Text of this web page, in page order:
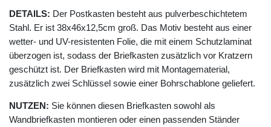
DETAILS: Der Postkasten besteht aus pulverbeschichtetem
Stahl. Er ist 38x46x12,5cm groß. Das Motiv besteht aus einer
wetter- und UV-resistenten Folie, die mit einem Schutzlaminat
überzogen ist, sodass der Briefkasten zusätzlich vor Kratzern
geschützt ist. Der Briefkasten wird mit Montagematerial,
zusätzlich zwei Schlüssel sowie einer Bohrschablone geliefert.
NUTZEN: Sie können diesen Briefkasten sowohl als
Wandbriefkasten montieren oder einen passenden Ständer